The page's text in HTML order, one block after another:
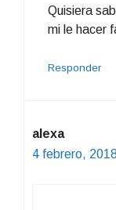
Quisiera
mi le hacer
Responder
alexa
4 febrero,